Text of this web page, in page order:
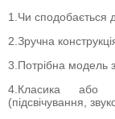
1.Чи сподобається
2.Зручна
3.Потрібна модель
4.Класика або
(підсвічування,